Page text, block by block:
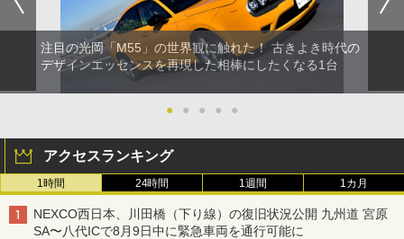
注目の光岡「M55」の世界観に触れた！ 古きよき時代の
デザインエッセンスを再現した相棒にしたくなる1台
● ● ● ● ●
アクセスランキング
1時間 24時間 1週間 1カ月
NEXCO西日本、川田橋（下り線）の復旧状況公開 九州道 宮原
SA〜八代ICで8月9日中に緊急車両を通行可能に